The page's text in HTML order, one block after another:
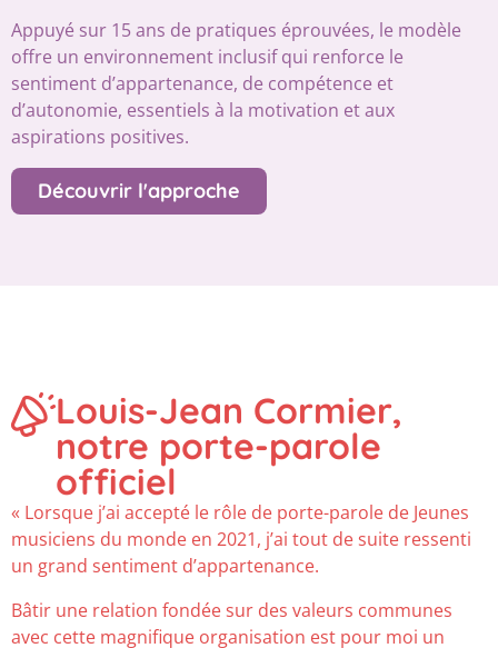
Appuyé sur 15 ans de pratiques éprouvées, le modèle
offre un environnement inclusif qui renforce le
sentiment d’appartenance, de compétence et
d’autonomie, essentiels à la motivation et aux
aspirations positives.
Découvrir l'approche
Louis-Jean Cormier,
notre porte-parole
officiel
« Lorsque j’ai accepté le rôle de porte-parole de Jeunes
musiciens du monde en 2021, j’ai tout de suite ressenti
un grand sentiment d’appartenance.
Bâtir une relation fondée sur des valeurs communes
avec cette magnifique organisation est pour moi un